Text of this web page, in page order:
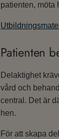
patienten, möta
Patienten
Delaktighet
vård och
central. Det är
hen.
För att skapa